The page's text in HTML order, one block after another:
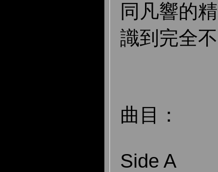
同凡響的
識到完全
曲目：
Side A